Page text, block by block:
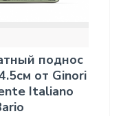
поднос
от Ginori
Italiano